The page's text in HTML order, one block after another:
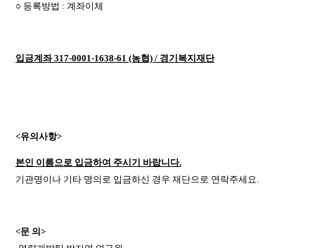
○ 등록방법 : 계좌이체
입금계좌 317-0001-1638-61 (농협) / 경기복지재단
<유의사항>
본인 이름으로 입금하여 주시기 바랍니다.
기관명이나 기타 명의로 입금하신 경우 재단으로 연락주세요.
<문 의>